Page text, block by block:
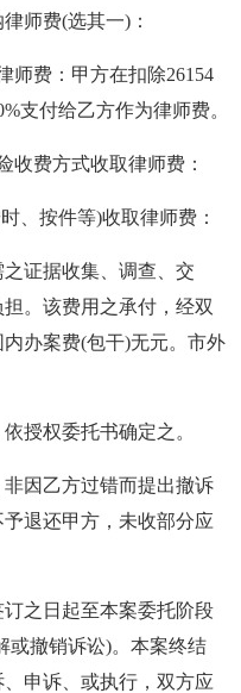
师费(选其一)：
师费：甲方在扣除26154
支付给乙方作为律师费。
收费方式收取律师费：
、按件等)收取律师费：
证据收集、调查、交
。该费用之承付，经双
办案费(包干)无元。市外
授权委托书确定之。
因乙方过错而提出撤诉
退还甲方，未收部分应
之日起至本案委托阶段
或撤销诉讼)。本案终结
申诉、或执行，双方应